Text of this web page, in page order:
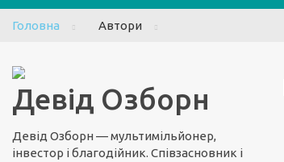
Головна Автори
Девід Озборн
Девід Озборн — мультимільйонер,
інвестор і благодійник. Співзасновник і